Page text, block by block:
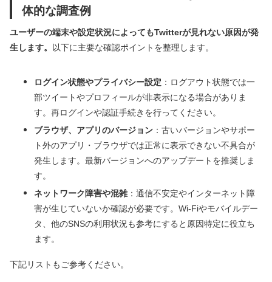
体的な調査例
ユーザーの端末や設定状況によってもTwitterが見れない原因が発
生します。
以下に主要な確認ポイントを整理します。
ログイン状態やプライバシー設定 ：ログアウト状態では一
部ツイートやプロフィールが非表示になる場合がありま
す。再ログインや認証手続きを行ってください。
ブラウザ、アプリのバージョン ：古いバージョンやサポー
ト外のアプリ・ブラウザでは正常に表示できない不具合が
発生します。最新バージョンへのアップデートを推奨しま
す。
ネットワーク障害や混雑：通信不安定やインターネット障
害が生じていないか確認が必要です。Wi-Fiやモバイルデー
タ、他のSNSの利用状況も参考にすると原因特定に役立ち
ます。
下記リストもご参考ください。